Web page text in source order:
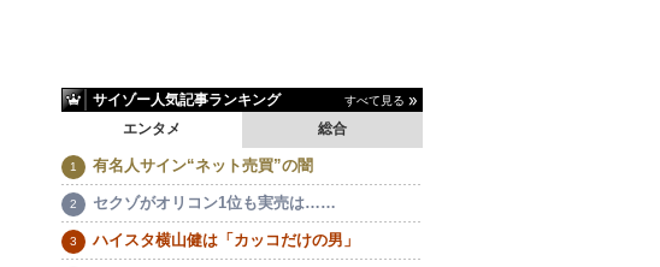
サイゾー人気記事ランキング すべて見る
エンタメ 総合
有名人サイン“ネット売買”の闇
セクゾがオリコン1位も実売は……
ハイスタ横山健は「カッコだけの男」